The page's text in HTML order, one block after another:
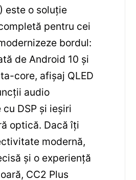
este o soluție
pentru cei
bordul:
de Android 10 și
core, afișaj QLED
audio
DSP și ieșiri
optică. Dacă îți
modernă,
și o experiență
CC2 Plus